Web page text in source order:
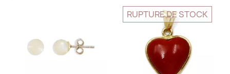
RUPTURE DE STOCK